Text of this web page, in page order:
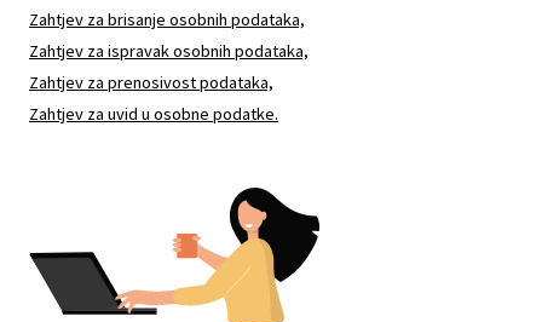
Zahtjev za brisanje osobnih podataka,
Zahtjev za ispravak osobnih podataka,
Zahtjev za prenosivost podataka,
Zahtjev za uvid u osobne podatke.